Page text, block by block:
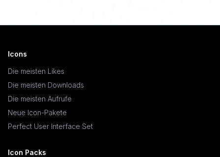
Icons
Die meisten Likes
Die meisten Downloads
Die meisten Aufrufe
Neue Icon-Pakete
Perfect User Interface Set
Icon Packs